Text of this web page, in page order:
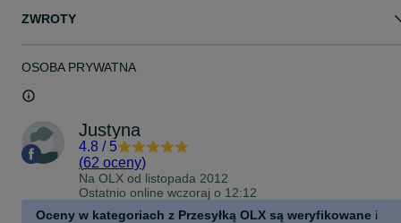
ZWROTY
OSOBA PRYWATNA
Justyna
4.8 / 5
(62 oceny)
Na OLX od listopada 2012
Ostatnio online wczoraj o 12:12
Oceny w kategoriach z Przesyłką OLX są weryfikowane i